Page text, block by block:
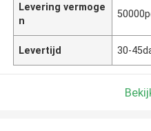
Levering vermoge
n
Levertijd 30-